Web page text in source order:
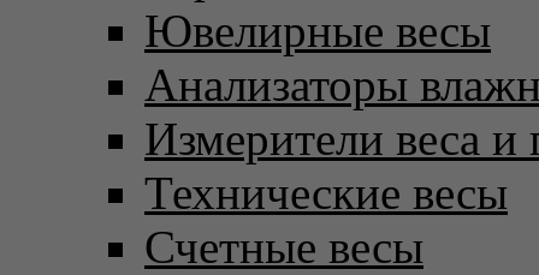
Ювелирные весы
Анализаторы
Измерители веса и
Технические весы
Счетные весы